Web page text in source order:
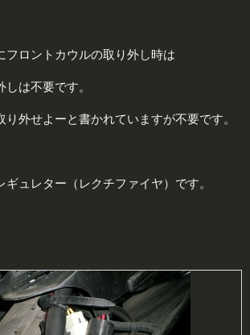
フロントカウルの取り外し時は
は不要です。
外せよーと書かれていますが不要です。
ギュレター（レクチファイヤ）です。